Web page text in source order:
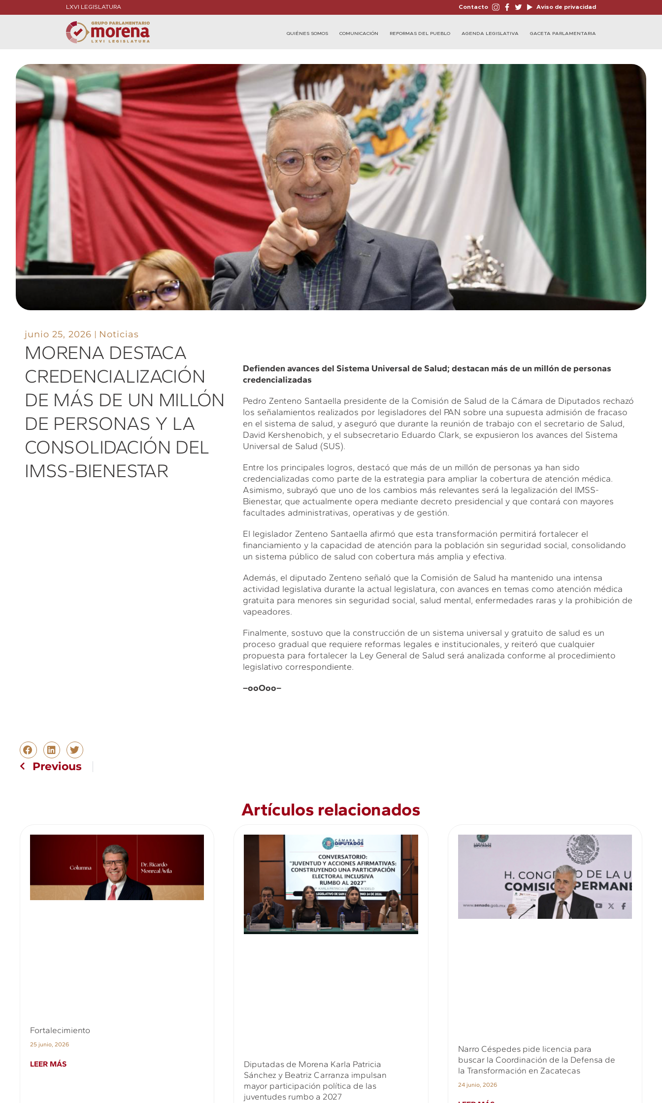
LXVI LEGISLATURA Contacto Aviso de privacidad
QUIÉNES SOMOS COMUNICACIÓN REFORMAS DEL PUEBLO AGENDA LEGISLATIVA GACETA PARLAMENTARIA
junio 25, 2026 Noticias
MORENA DESTACA
CREDENCIALIZACIÓN
DE MÁS DE UN MILLÓN
DE PERSONAS Y LA
CONSOLIDACIÓN DEL
IMSS-BIENESTAR
Defienden avances del Sistema Universal de Salud; destacan más de un millón de personas
credencializadas
Pedro Zenteno Santaella presidente de la Comisión de Salud de la Cámara de Diputados rechazó
los señalamientos realizados por legisladores del PAN sobre una supuesta admisión de fracaso
en el sistema de salud, y aseguró que durante la reunión de trabajo con el secretario de Salud,
David Kershenobich, y el subsecretario Eduardo Clark, se expusieron los avances del Sistema
Universal de Salud (SUS).
Entre los principales logros, destacó que más de un millón de personas ya han sido
credencializadas como parte de la estrategia para ampliar la cobertura de atención médica.
Asimismo, subrayó que uno de los cambios más relevantes será la legalización del IMSS-
Bienestar, que actualmente opera mediante decreto presidencial y que contará con mayores
facultades administrativas, operativas y de gestión.
El legislador Zenteno Santaella afirmó que esta transformación permitirá fortalecer el
financiamiento y la capacidad de atención para la población sin seguridad social, consolidando
un sistema público de salud con cobertura más amplia y efectiva.
Además, el diputado Zenteno señaló que la Comisión de Salud ha mantenido una intensa
actividad legislativa durante la actual legislatura, con avances en temas como atención médica
gratuita para menores sin seguridad social, salud mental, enfermedades raras y la prohibición de
vapeadores.
Finalmente, sostuvo que la construcción de un sistema universal y gratuito de salud es un
proceso gradual que requiere reformas legales e institucionales, y reiteró que cualquier
propuesta para fortalecer la Ley General de Salud será analizada conforme al procedimiento
legislativo correspondiente.
–ooOoo–
Previous
Artículos relacionados
Fortalecimiento
25 junio, 2026
LEER MÁS
Diputadas de Morena Karla Patricia
Sánchez y Beatriz Carranza impulsan
mayor participación política de las
juventudes rumbo a 2027
Narro Céspedes pide licencia para
buscar la Coordinación de la Defensa de
la Transformación en Zacatecas
24 junio, 2026